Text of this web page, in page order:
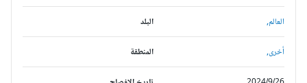
البلد العالم,
المنطقة أخرى,